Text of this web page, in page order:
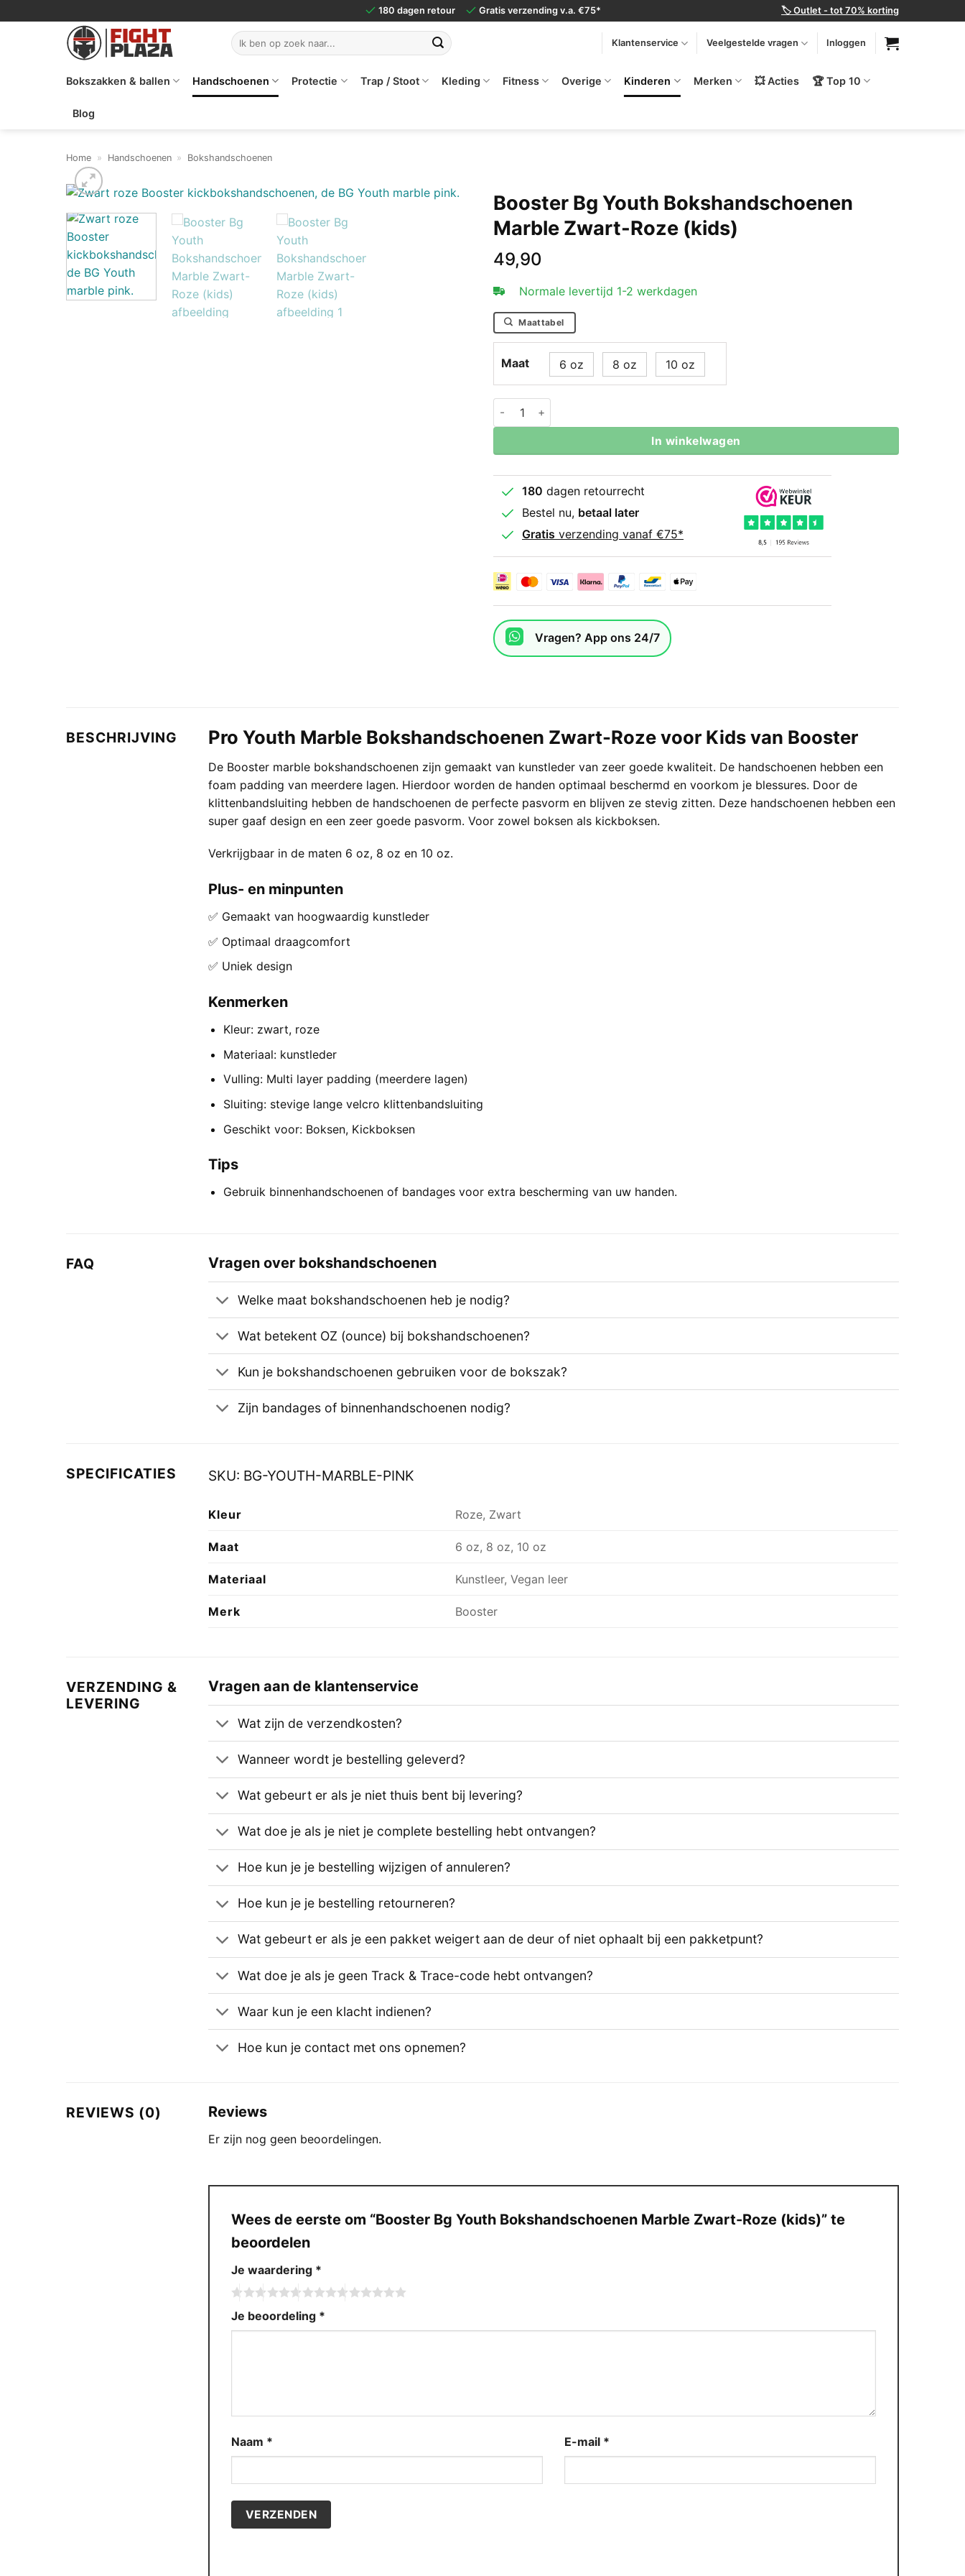
naar
180 dagen retour Gratis verzending v.a. €75* 🏷️ Outlet - tot 70% korting
Zoeken
naar:
Klantenservice Veelgestelde vragen Inloggen
Bokszakken & ballen Handschoenen Protectie Trap / Stoot Kleding Fitness Overige Kinderen Merken 💥 Acties 🏆 Top 10
Blog
Home » Handschoenen » Bokshandschoenen
Booster Bg Youth Bokshandschoenen
Marble Zwart-Roze (kids)
49,90
Normale levertijd 1-2 werkdagen
Maattabel
Maat 6 oz 8 oz 10 oz
Booster Bg Youth Bokshandschoenen Marble Zwart-Roze (kids) aantal
In winkelwagen
180 dagen retourrecht
Bestel nu, betaal later
Gratis verzending vanaf €75*
Vragen? App ons 24/7
BESCHRIJVING Pro Youth Marble Bokshandschoenen Zwart-Roze voor Kids van Booster
De Booster marble bokshandschoenen zijn gemaakt van kunstleder van zeer goede kwaliteit. De handschoenen hebben een
foam padding van meerdere lagen. Hierdoor worden de handen optimaal beschermd en voorkom je blessures. Door de
klittenbandsluiting hebben de handschoenen de perfecte pasvorm en blijven ze stevig zitten. Deze handschoenen hebben een
super gaaf design en een zeer goede pasvorm. Voor zowel boksen als kickboksen.
Verkrijgbaar in de maten 6 oz, 8 oz en 10 oz.
Plus- en minpunten
✅ Gemaakt van hoogwaardig kunstleder
✅ Optimaal draagcomfort
✅ Uniek design
Kenmerken
Kleur: zwart, roze
Materiaal: kunstleder
Vulling: Multi layer padding (meerdere lagen)
Sluiting: stevige lange velcro klittenbandsluiting
Geschikt voor: Boksen, Kickboksen
Tips
Gebruik binnenhandschoenen of bandages voor extra bescherming van uw handen.
FAQ Vragen over bokshandschoenen
Welke maat bokshandschoenen heb je nodig?
Wat betekent OZ (ounce) bij bokshandschoenen?
Kun je bokshandschoenen gebruiken voor de bokszak?
Zijn bandages of binnenhandschoenen nodig?
SPECIFICATIES SKU: BG-YOUTH-MARBLE-PINK
Kleur Roze, Zwart
Maat 6 oz, 8 oz, 10 oz
Materiaal Kunstleer, Vegan leer
Merk Booster
VERZENDING &
LEVERING
Vragen aan de klantenservice
Wat zijn de verzendkosten?
Wanneer wordt je bestelling geleverd?
Wat gebeurt er als je niet thuis bent bij levering?
Wat doe je als je niet je complete bestelling hebt ontvangen?
Hoe kun je je bestelling wijzigen of annuleren?
Hoe kun je je bestelling retourneren?
Wat gebeurt er als je een pakket weigert aan de deur of niet ophaalt bij een pakketpunt?
Wat doe je als je geen Track & Trace-code hebt ontvangen?
Waar kun je een klacht indienen?
Hoe kun je contact met ons opnemen?
REVIEWS (0) Reviews
Er zijn nog geen beoordelingen.
Wees de eerste om “Booster Bg Youth Bokshandschoenen Marble Zwart-Roze (kids)” te
beoordelen
Je waardering *
Je beoordeling *
Naam * E-mail *